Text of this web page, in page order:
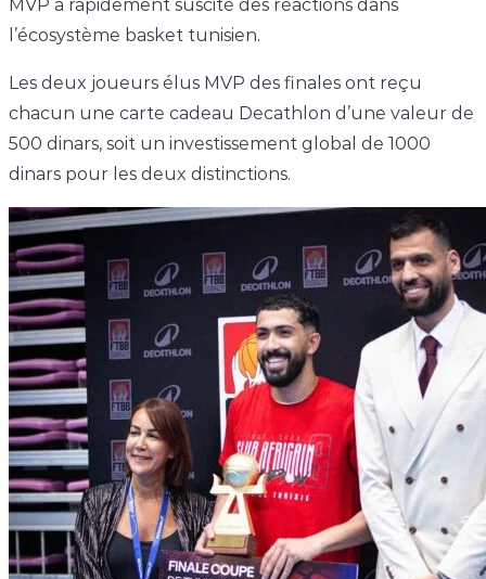
MVP a rapidement suscité des réactions dans
l’écosystème basket tunisien.
Les deux joueurs élus MVP des finales ont reçu
chacun une carte cadeau Decathlon d’une valeur de
500 dinars, soit un investissement global de 1000
dinars pour les deux distinctions.